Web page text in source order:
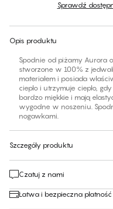
Brak sugerowanego
Sprawdź
Opis produktu
Spodnie od piżamy Aurora
stworzone w 100% z
materiałem i posiada
ciepło i utrzymuje ciepło,
bardzo miękkie i mają
wygodne w noszeniu.
nogawkami.
Szczegóły produktu
Czatuj z nami
Łatwa i bezpieczna płatność